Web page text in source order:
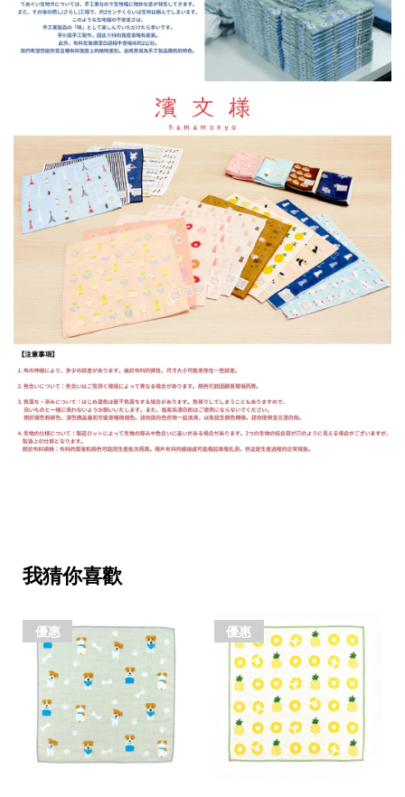
我猜你喜歡
優惠 優惠